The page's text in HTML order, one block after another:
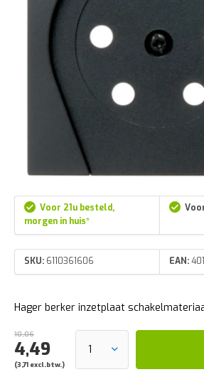
Voor 21u besteld,
morgen in huis*
SKU: 6110361606 EAN:
Hager berker inzetplaat
10,06
4,49
(3,71 excl.btw.)